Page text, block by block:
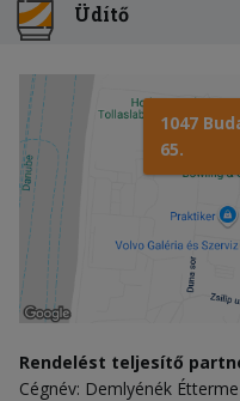
Üdítő
1047
65.
Rendelést teljesítő
Cégnév: Demlyénék